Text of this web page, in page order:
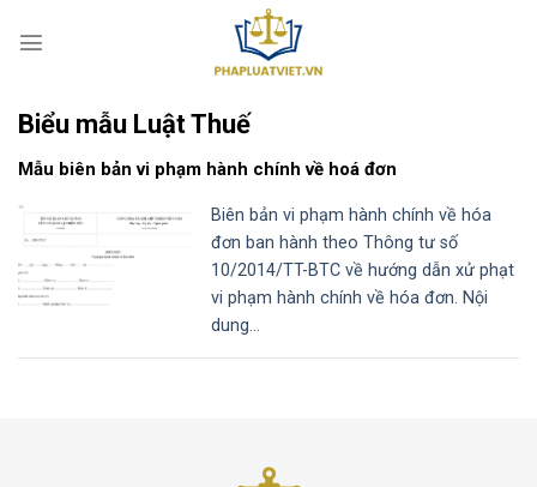
Biểu mẫu Luật Thuế
Mẫu biên bản vi phạm hành chính về hoá đơn
Biên bản vi phạm hành chính về hóa
đơn ban hành theo Thông tư số
10/2014/TT-BTC về hướng dẫn xử phạt
vi phạm hành chính về hóa đơn. Nội
dung...